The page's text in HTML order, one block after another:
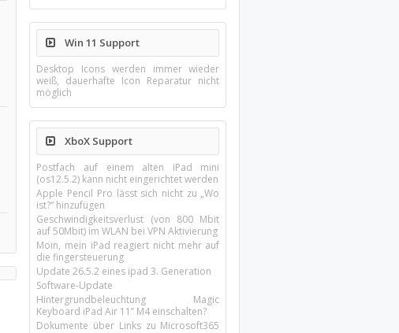
Win 11 Support
Desktop Icons werden immer wieder
weiß, dauerhafte Icon Reparatur nicht
möglich
XboX Support
Postfach auf einem alten iPad mini
(os12.5.2) kann nicht eingerichtet werden
Apple Pencil Pro lässt sich nicht zu „Wo
ist?“ hinzufügen
Geschwindigkeitsverlust (von 800 Mbit
auf 50Mbit) im WLAN bei VPN Aktivierung
Moin, mein iPad reagiert nicht mehr auf
die fingersteuerung
Update 26.5.2 eines ipad 3. Generation
Software-Update
Hintergrundbeleuchtung Magic
Keyboard iPad Air 11’’ M4 einschalten?
Dokumente über Links zu Microsoft365